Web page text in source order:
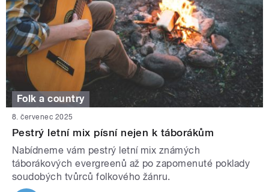
Folk a country
8. červenec 2025
Pestrý letní mix písní nejen k táborákům
Nabídneme vám pestrý letní mix známých
táborákových evergreenů až po zapomenuté poklady
soudobých tvůrců folkového žánru.